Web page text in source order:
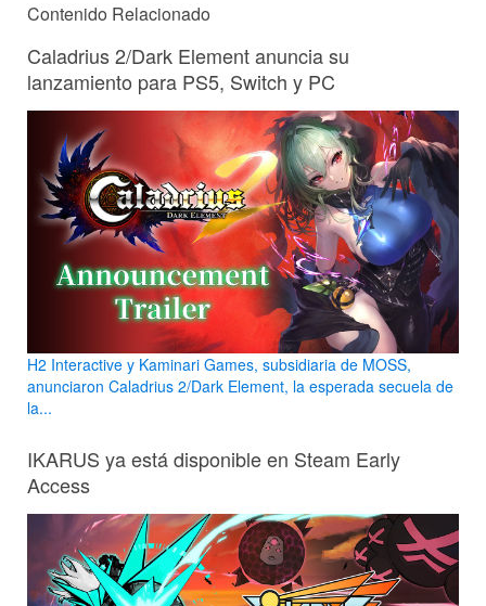
Contenido Relacionado
Caladrius 2/Dark Element anuncia su
lanzamiento para PS5, Switch y PC
H2 Interactive y Kaminari Games, subsidiaria de MOSS,
anunciaron Caladrius 2/Dark Element, la esperada secuela de
la...
IKARUS ya está disponible en Steam Early
Access